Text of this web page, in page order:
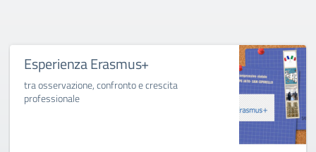
Esperienza Erasmus+
tra osservazione, confronto e crescita
professionale